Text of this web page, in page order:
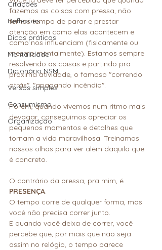
Citações
Reflexões
Dicas práticas
Mentalidade
Dicionário NSM
Versos simples
Consumismo
Organização
fazemos as coisas com pressa, não
temos tempo de parar e prestar
atenção em como elas acontecem e
como nos influenciam (fisicamente ou
mesmo mentalmente). Estamos sempre
resolvendo as coisas e partindo pra
próxima atividade, o famoso "correndo
atrás", "apagando incêndio".
Porém, quando vivemos num ritmo mais
devagar, conseguimos apreciar os
pequenos momentos e detalhes que
tornam a vida maravilhosa. Treinamos
nossos olhos para ver além daquilo que
é concreto.
O contrário da pressa, pra mim, é
PRESENÇA.
O tempo corre de qualquer forma, mas
você não precisa correr junto.
E quando você deixa de correr, você
percebe que, por mais que não seja
assim no relógio, o tempo parece